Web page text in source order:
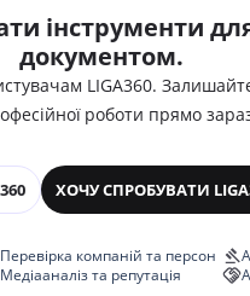
інструменти
документом.
LIGA360.
роботи прямо
ХОЧУ СПРОБУВАТИ
Перевірка компаній та персон
Медіааналіз та репутація